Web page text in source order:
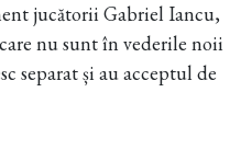
jucătorii Gabriel Iancu,
nu sunt în vederile noii
separat și au acceptul de